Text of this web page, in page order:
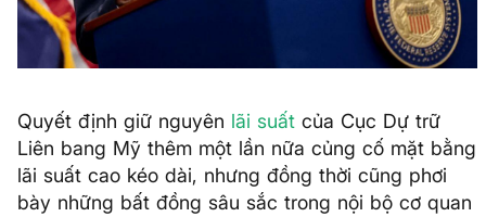
Quyết định giữ nguyên lãi suất của Cục Dự trữ
Liên bang Mỹ thêm một lần nữa củng cố mặt bằng
lãi suất cao kéo dài, nhưng đồng thời cũng phơi
bày những bất đồng sâu sắc trong nội bộ cơ quan